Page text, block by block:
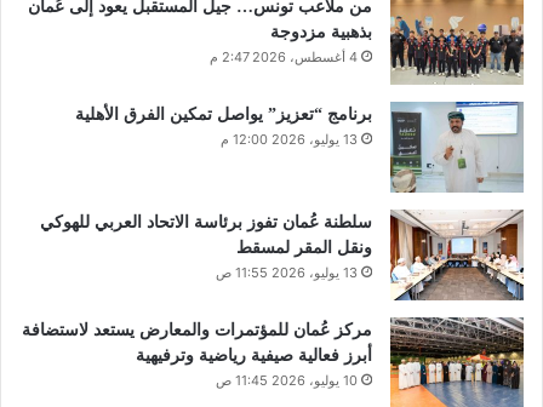
من ملاعب تونس… جيل المستقبل يعود إلى عُمان
بذهبية مزدوجة
4 أغسطس، 2026 2:47 م
برنامج “تعزيز” يواصل تمكين الفرق الأهلية
13 يوليو، 2026 12:00 م
سلطنة عُمان تفوز برئاسة الاتحاد العربي للهوكي
ونقل المقر لمسقط
13 يوليو، 2026 11:55 ص
مركز عُمان للمؤتمرات والمعارض يستعد لاستضافة
أبرز فعالية صيفية رياضية وترفيهية
10 يوليو، 2026 11:45 ص